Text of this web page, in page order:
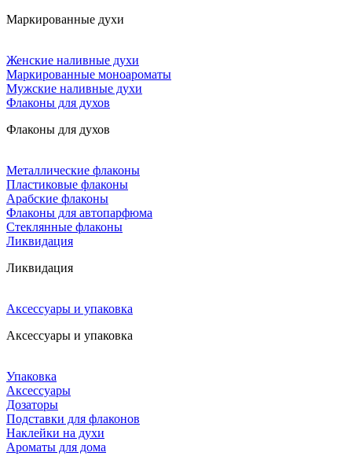
Маркированные духи
Женские наливные духи
Маркированные моноароматы
Мужские наливные духи
Флаконы для духов
Флаконы для духов
Металлические флаконы
Пластиковые флаконы
Арабские флаконы
Флаконы для автопарфюма
Стеклянные флаконы
Ликвидация
Ликвидация
Аксессуары и упаковка
Аксессуары и упаковка
Упаковка
Аксессуары
Дозаторы
Подставки для флаконов
Наклейки на духи
Ароматы для дома